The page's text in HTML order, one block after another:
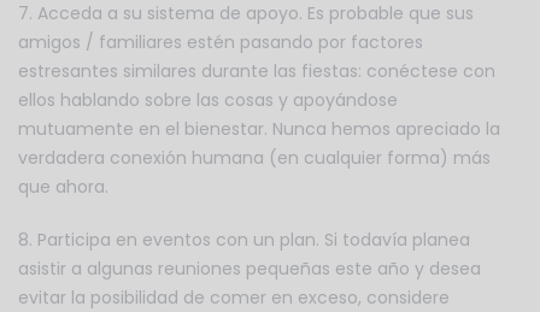
7. Acceda a su sistema de apoyo. Es probable que sus
amigos / familiares estén pasando por factores
estresantes similares durante las fiestas: conéctese con
ellos hablando sobre las cosas y apoyándose
mutuamente en el bienestar. Nunca hemos apreciado la
verdadera conexión humana (en cualquier forma) más
que ahora.
8. Participa en eventos con un plan. Si todavía planea
asistir a algunas reuniones pequeñas este año y desea
evitar la posibilidad de comer en exceso, considere